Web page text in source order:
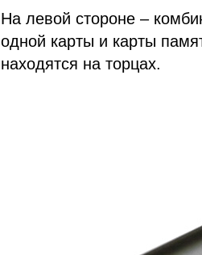
На левой стороне –
одной карты и карты
находятся на торцах.